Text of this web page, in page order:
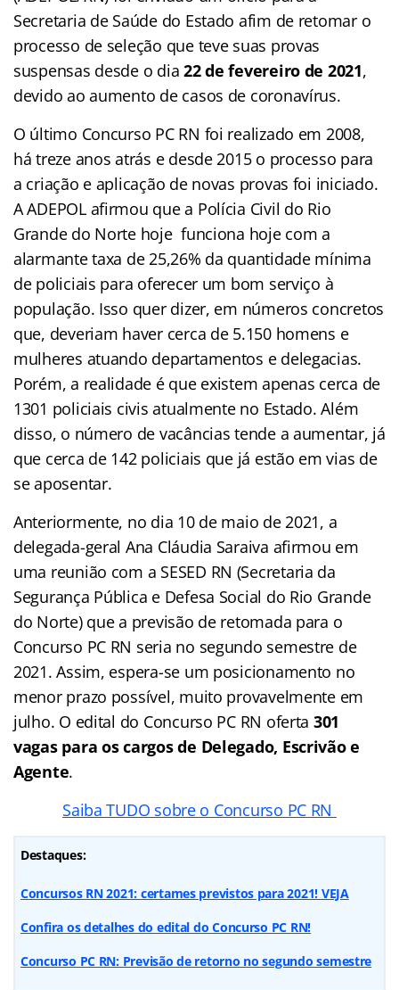
Secretaria de Saúde do Estado afim de retomar o
processo de seleção que teve suas provas
suspensas desde o dia22 de fevereiro de 2021,
devido ao aumento de casos de coronavírus.
O último Concurso PC RN foi realizado em 2008,
há treze anos atrás e desde 2015 o processo para
a criação e aplicação de novas provas foi iniciado.
A ADEPOL afirmou que a Polícia Civil do Rio
Grande do Norte hoje funciona hoje com a
alarmante taxa de 25,26% da quantidade mínima
de policiais para oferecer um bom serviço à
população. Isso quer dizer, em números concretos
que, deveriam haver cerca de 5.150 homens e
mulheres atuando departamentos e delegacias.
Porém, a realidade é que existem apenas cerca de
1301 policiais civis atualmente no Estado. Além
disso, o número de vacâncias tende a aumentar, já
que cerca de 142 policiais que já estão em vias de
se aposentar.
Anteriormente, no dia 10 de maio de 2021, a
delegada-geral Ana Cláudia Saraiva afirmou em
uma reunião com a SESED RN (Secretaria da
Segurança Pública e Defesa Social do Rio Grande
do Norte) que a previsão de retomada para o
Concurso PC RN seria no segundo semestre de
2021. Assim, espera-se um posicionamento no
menor prazo possível, muito provavelmente em
julho. O edital do Concurso PC RN oferta 301
vagas para os cargos de Delegado, Escrivão e
Agente.
Saiba TUDO sobre o Concurso PC RN
Destaques:
Concursos RN 2021: certames previstos para 2021! VEJA
Confira os detalhes do edital do Concurso PC RN!
Concurso PC RN: Previsão de retorno no segundo semestre